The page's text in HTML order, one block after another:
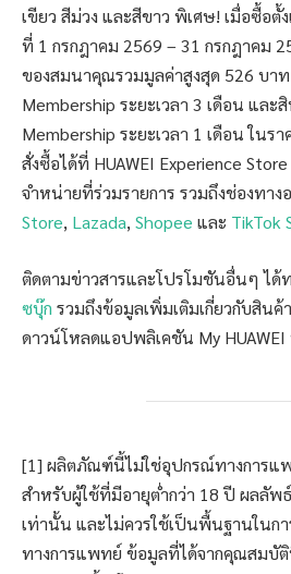
เขียว สีม่วง และสีขาว พิเศษ! เมื่อซื้อตั้
ที่ 1 กรกฎาคม 2569 – 31 กรกฎาคม
ของสมนาคุณรวมมูลค่าสูงสุด 526 บาท
Membership ระยะเวลา 3 เดือน และ
Membership ระยะเวลา 1 เดือน ในร
สั่งซื้อได้ที่ HUAWEI Experience
จำหน่ายที่ร่วมรายการ รวมถึงช่องทา
Store, Lazada,Shopee และ TikTok
ติดตามข่าวสารและโปรโมชันอื่นๆ ได้
ซบุ๊ก รวมถึงข้อมูลเพิ่มเติมเกี่ยวกับสินค้
ดาวน์โหลดแอปพลิเคชัน My HUAWEI
[1] ผลิตภัณฑ์นี้ไม่ใช่อุปกรณ์ทางการแ
สำหรับผู้ใช้ที่มีอายุต่ำกว่า 18 ปี ผลลัพธ์
เท่านั้น และไม่ควรใช้เป็นพื้นฐานในก
ทางการแพทย์ ข้อมูลที่ได้จากคุณสมบัติ